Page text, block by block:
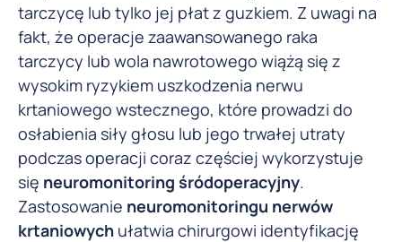
tarczycę lub tylko jej płat z guzkiem. Z uwagi na
fakt, że operacje zaawansowanego raka
tarczycy lub wola nawrotowego wiążą się z
wysokim ryzykiem uszkodzenia nerwu
krtaniowego wstecznego, które prowadzi do
osłabienia siły głosu lub jego trwałej utraty
podczas operacji coraz częściej wykorzystuje
się neuromonitoring śródoperacyjny.
Zastosowanie neuromonitoringu nerwów
krtaniowych ułatwia chirurgowi identyfikację